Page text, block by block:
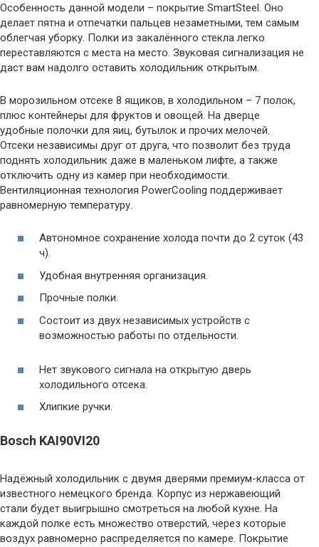
Особенность данной модели – покрытие SmartSteel. Оно
делает пятна и отпечатки пальцев незаметными, тем самым
облегчая уборку. Полки из закалённого стекла легко
переставляются с места на место. Звуковая сигнализация не
даст вам надолго оставить холодильник открытым.
В морозильном отсеке 8 ящиков, в холодильном – 7 полок,
плюс контейнеры для фруктов и овощей. На дверце
удобные полочки для яиц, бутылок и прочих мелочей.
Отсеки независимы друг от друга, что позволит без труда
поднять холодильник даже в маленьком лифте, а также
отключить одну из камер при необходимости.
Вентиляционная технология PowerCooling поддерживает
равномерную температуру.
Автономное сохранение холода почти до 2 суток (43
ч).
Удобная внутренняя организация.
Прочные полки.
Состоит из двух независимых устройств с
возможностью работы по отдельности.
Нет звукового сигнала на открытую дверь
холодильного отсека.
Хлипкие ручки.
Bosch KAI90VI20
Надёжный холодильник с двумя дверями премиум-класса от
известного немецкого бренда. Корпус из нержавеющий
стали будет выигрышно смотреться на любой кухне. На
каждой полке есть множество отверстий, через которые
воздух равномерно распределяется по камере. Покрытие